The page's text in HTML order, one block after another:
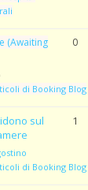
(Awaiting
di Booking Blog
0
sul
di Booking Blog
1